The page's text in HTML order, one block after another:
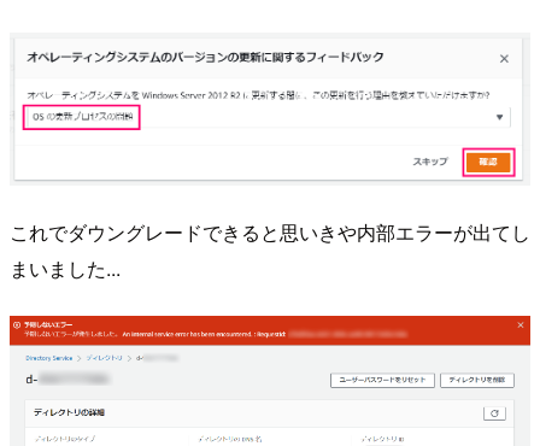
これでダウングレードできると思いきや内部エラーが出てし
まいました...